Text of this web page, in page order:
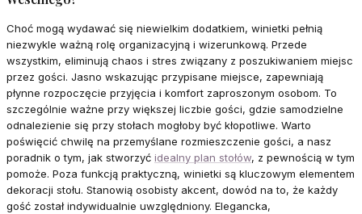
Choć mogą wydawać się niewielkim dodatkiem, winietki pełnią
niezwykle ważną rolę organizacyjną i wizerunkową. Przede
wszystkim, eliminują chaos i stres związany z poszukiwaniem miejsc
przez gości. Jasno wskazując przypisane miejsce, zapewniają
płynne rozpoczęcie przyjęcia i komfort zaproszonym osobom. To
szczególnie ważne przy większej liczbie gości, gdzie samodzielne
odnalezienie się przy stołach mogłoby być kłopotliwe. Warto
poświęcić chwilę na przemyślane rozmieszczenie gości, a nasz
poradnik o tym, jak stworzyć idealny plan stołów, z pewnością w tym
pomoże. Poza funkcją praktyczną, winietki są kluczowym elementem
dekoracji stołu. Stanowią osobisty akcent, dowód na to, że każdy
gość został indywidualnie uwzględniony. Elegancka,